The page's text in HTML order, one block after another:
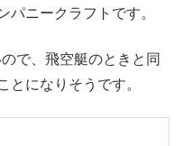
パニークラフトです。
で、飛空艇のときと同
とになりそうです。